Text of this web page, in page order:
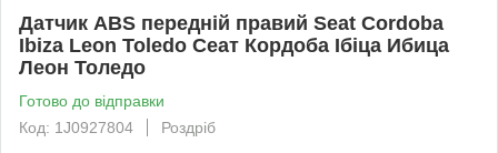
Датчик ABS передній правий Seat Cordoba
Ibiza Leon Toledo Сеат Кордоба Ібіца Ибица
Леон Толедо
Готово до відправки
Код: 1J0927804
Роздріб